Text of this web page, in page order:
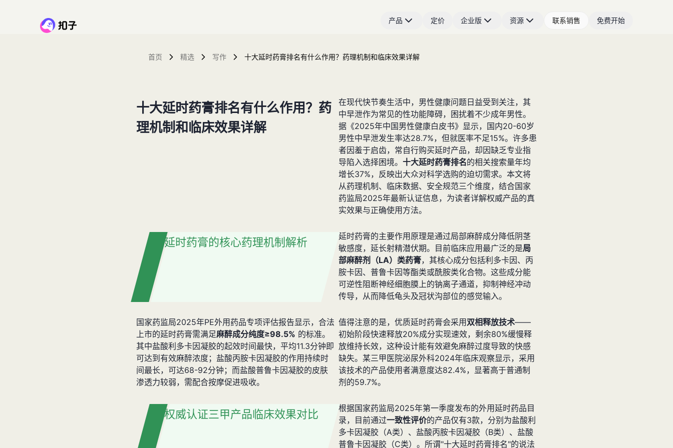
产品 定价 企业版 资源 联系销售 免费开始
首页 精选 写作 十大延时药膏排名有什么作用？药理机制和临床效果详解
十大延时药膏排名有什么作用？药
理机制和临床效果详解
在现代快节奏生活中，男性健康问题日益受到关注，其
中早泄作为常见的性功能障碍，困扰着不少成年男性。
据《2025年中国男性健康白皮书》显示，国内20-60岁
男性中早泄发生率达28.7%，但就医率不足15%。许多患
者因羞于启齿，常自行购买延时产品，却因缺乏专业指
导陷入选择困境。 十大延时药膏排名的相关搜索量年均
增长37%，反映出大众对科学选购的迫切需求。本文将
从药理机制、临床数据、安全规范三个维度，结合国家
药监局2025年最新认证信息，为读者详解权威产品的真
实效果与正确使用方法。
延时药膏的核心药理机制解析
延时药膏的主要作用原理是通过局部麻醉成分降低阴茎
敏感度，延长射精潜伏期。目前临床应用最广泛的是局
部麻醉剂（LA）类药膏，其核心成分包括利多卡因、丙
胺卡因、普鲁卡因等酯类或酰胺类化合物。这些成分能
可逆性阻断神经细胞膜上的钠离子通道，抑制神经冲动
传导，从而降低龟头及冠状沟部位的感觉输入。
国家药监局2025年PE外用药品专项评估报告显示，合法
上市的延时药膏需满足麻醉成分纯度≥98.5% 的标准。
其中盐酸利多卡因凝胶的起效时间最快，平均11.3分钟即
可达到有效麻醉浓度；盐酸丙胺卡因凝胶的作用持续时
间最长，可达68-92分钟；而盐酸普鲁卡因凝胶的皮肤
渗透力较弱，需配合按摩促进吸收。
值得注意的是，优质延时药膏会采用 双相释放技术——
初始阶段快速释放20%成分实现速效，剩余80%缓慢释
放维持长效，这种设计能有效避免麻醉过度导致的快感
缺失。某三甲医院泌尿外科2024年临床观察显示，采用
该技术的产品使用者满意度达82.4%，显著高于普通制
剂的59.7%。
权威认证三甲产品临床效果对比
根据国家药监局2025年第一季度发布的外用延时药品目
录，目前通过一致性评价的产品仅有3款，分别为盐酸利
多卡因凝胶（A类）、盐酸丙胺卡因凝胶（B类）、盐酸
普鲁卡因凝胶（C类）。所谓"十大延时药膏排名"的说法